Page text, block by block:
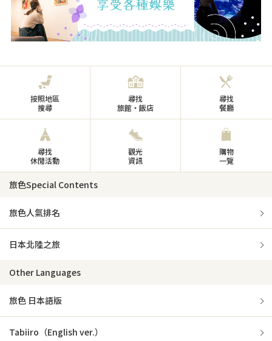
按照地區
搜尋
尋找
旅館・飯店
尋找
餐廳
尋找
休閒活動
觀光
資訊
購物
一覽
旅色Special Contents
旅色人氣排名
日本北陸之旅
Other Languages
旅色 日本語版
Tabiiro（English ver.）